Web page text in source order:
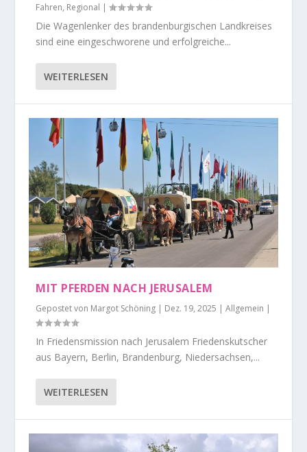
Fahren, Regional |
Die Wagenlenker des brandenburgischen Landkreises
sind eine eingeschworene und erfolgreiche...
WEITERLESEN
MIT PFERDEN NACH JERUSALEM
Gepostet von Margot Schöning | Dez. 19, 2025 |Allgemein |
In Friedensmission nach Jerusalem Friedenskutscher
aus Bayern, Berlin, Brandenburg, Niedersachsen,...
WEITERLESEN